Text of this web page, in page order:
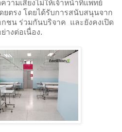
ามเสี่ยงไม่ให้เจ้าหน้าที่แพทย์
ยตรง โดยได้รับการสนับสนุนจาก
กชน ร่วมกันบริจาค และยังคงเปิด
างต่อเนื่อง.